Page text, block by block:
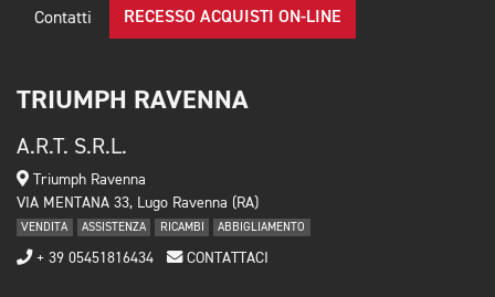
Contatti RECESSO ACQUISTI ON-LINE
TRIUMPH RAVENNA
A.R.T. S.R.L.
Triumph Ravenna
VIA MENTANA 33, Lugo Ravenna (RA)
VENDITA ASSISTENZA RICAMBI ABBIGLIAMENTO
+ 39 05451816434 CONTATTACI